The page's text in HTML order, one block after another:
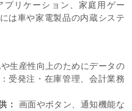
リケーション、家庭用ゲー
は車や家電製品の内蔵システ
生産性向上のためにデータの
受発注・在庫管理、会計業務
：
画面やボタン、通知機能な